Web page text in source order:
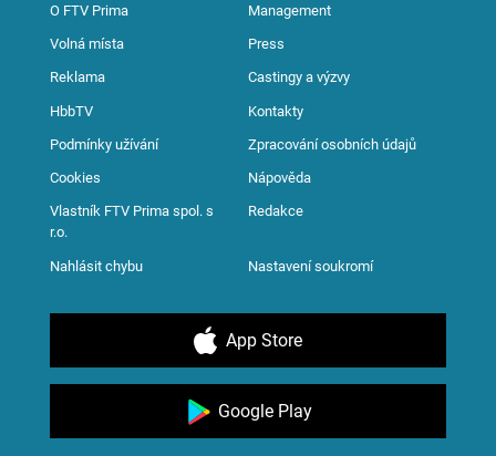
O FTV Prima Management
Volná místa Press
Reklama Castingy a výzvy
HbbTV Kontakty
Podmínky užívání Zpracování osobních údajů
Cookies Nápověda
Vlastník FTV Prima spol. s
r.o.
Redakce
Nahlásit chybu Nastavení soukromí
App Store
Google Play